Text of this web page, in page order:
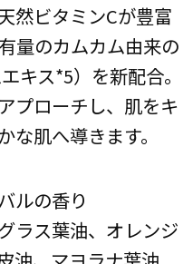
然ビタミンCが豊富
量のカムカム由来の
キス*5）を新配合。
プローチし、肌をキ
な肌へ導きます。
ルの香り
ラス葉油、オレンジ